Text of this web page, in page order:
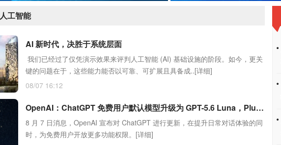
人工智能
AI 新时代，决胜于系统层面
我们已经过了仅凭演示效果来评判人工智能 (AI) 基础设施的阶段。如今，更关
键的问题在于，这些能力能否以可靠、可扩展且具备成..[详细]
08/07 16:12
OpenAI：ChatGPT 免费用户默认模型升级为 GPT-5.6 Luna，Plus 和 Pro 用户更新聊天界面 GPT-5.6 Sol
8 月 7 日消息，OpenAI 宣布对 ChatGPT 进行更新，在提升日常对话体验的同
时，为免费用户开放更多功能权限。 [详细]